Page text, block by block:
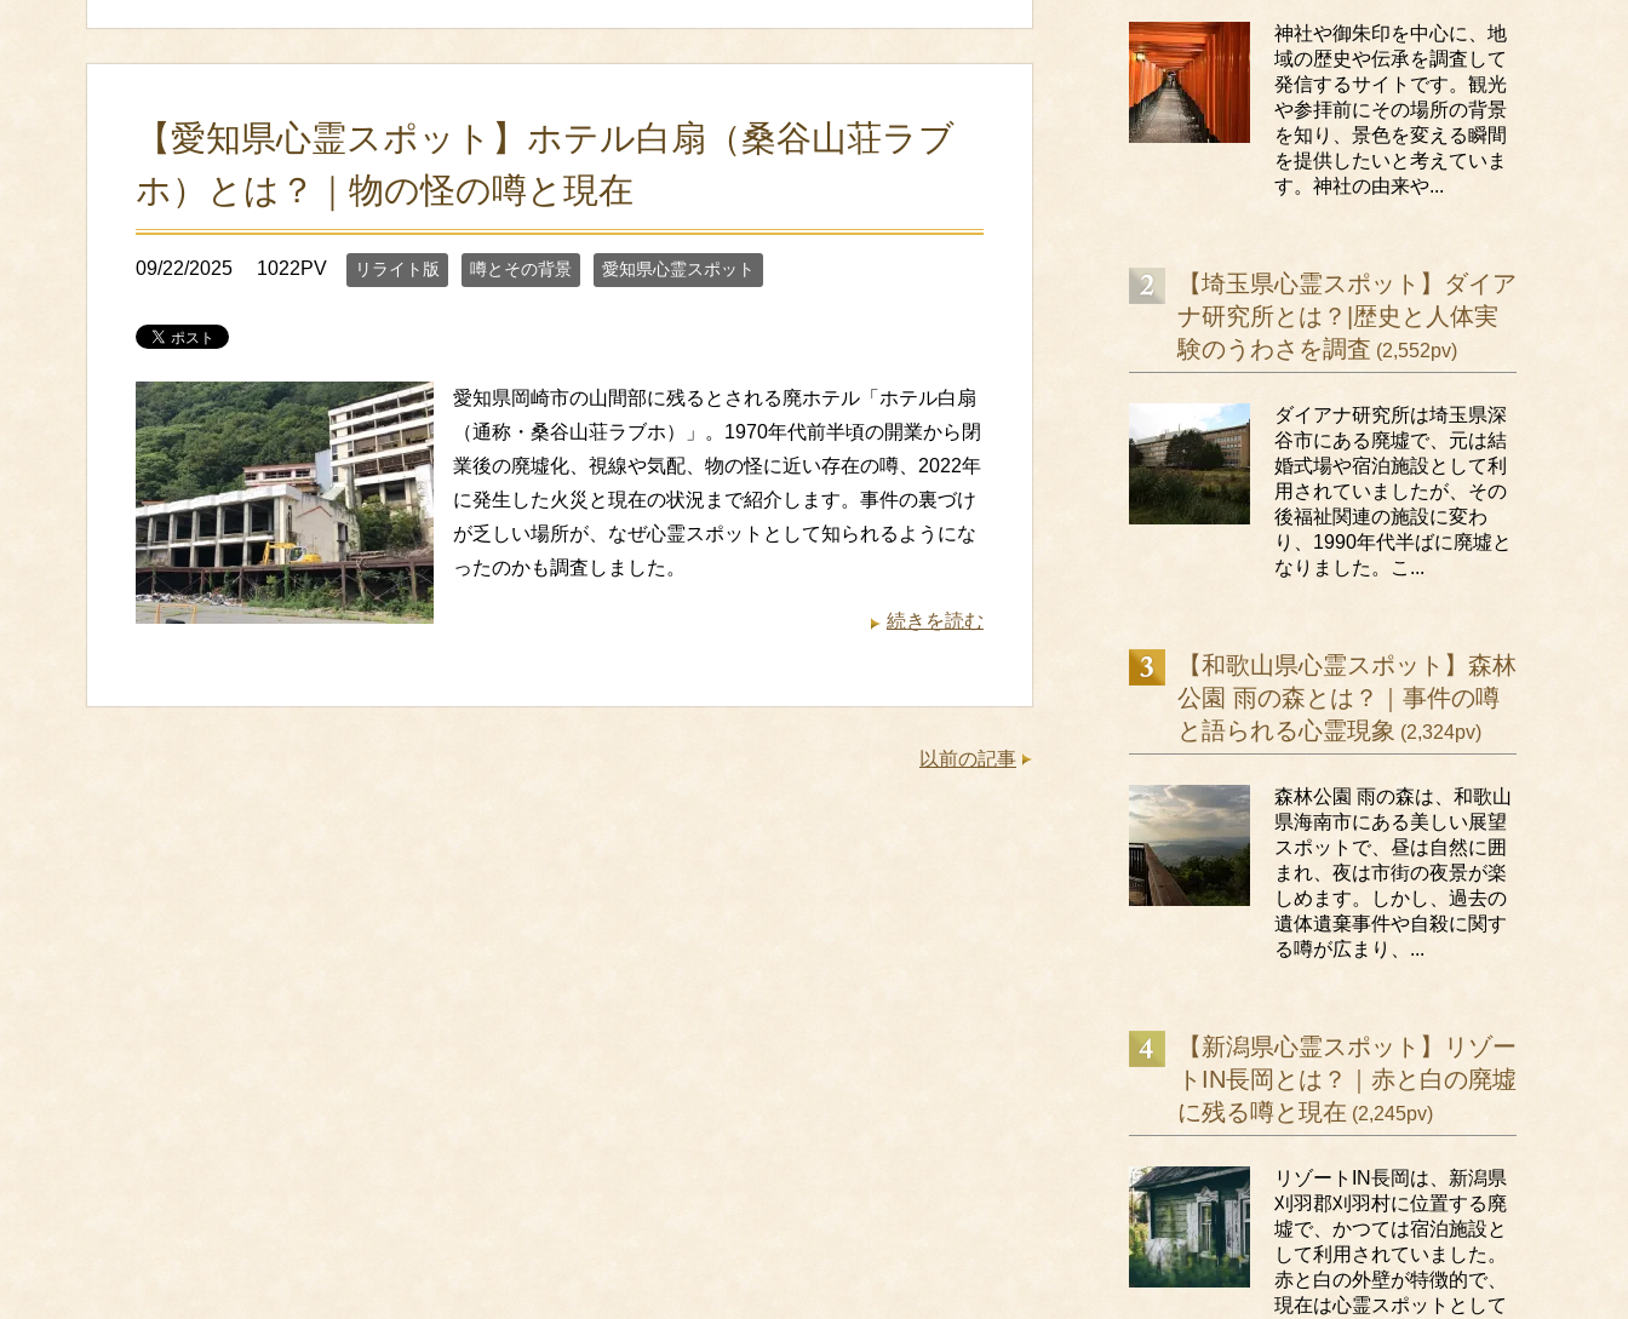
【愛知県心霊スポット】ホテル白扇（桑谷山荘ラブ
ホ）とは？｜物の怪の噂と現在
09/22/2025 1022PV リライト版 噂とその背景 愛知県心霊スポット
愛知県岡崎市の山間部に残るとされる廃ホテル「ホテル白扇
（通称・桑谷山荘ラブホ）」。1970年代前半頃の開業から閉
業後の廃墟化、視線や気配、物の怪に近い存在の噂、2022年
に発生した火災と現在の状況まで紹介します。事件の裏づけ
が乏しい場所が、なぜ心霊スポットとして知られるようにな
ったのかも調査しました。
続きを読む
以前の記事
神社や御朱印を中心に、地
域の歴史や伝承を調査して
発信するサイトです。観光
や参拝前にその場所の背景
を知り、景色を変える瞬間
を提供したいと考えていま
す。神社の由来や...
【埼玉県心霊スポット】ダイア
ナ研究所とは？|歴史と人体実
験のうわさを調査 (2,552pv)
ダイアナ研究所は埼玉県深
谷市にある廃墟で、元は結
婚式場や宿泊施設として利
用されていましたが、その
後福祉関連の施設に変わ
り、1990年代半ばに廃墟と
なりました。こ...
【和歌山県心霊スポット】森林
公園 雨の森とは？｜事件の噂
と語られる心霊現象 (2,324pv)
森林公園 雨の森は、和歌山
県海南市にある美しい展望
スポットで、昼は自然に囲
まれ、夜は市街の夜景が楽
しめます。しかし、過去の
遺体遺棄事件や自殺に関す
る噂が広まり、...
【新潟県心霊スポット】リゾー
トIN長岡とは？｜赤と白の廃墟
に残る噂と現在 (2,245pv)
リゾートIN長岡は、新潟県
刈羽郡刈羽村に位置する廃
墟で、かつては宿泊施設と
して利用されていました。
赤と白の外壁が特徴的で、
現在は心霊スポットとして